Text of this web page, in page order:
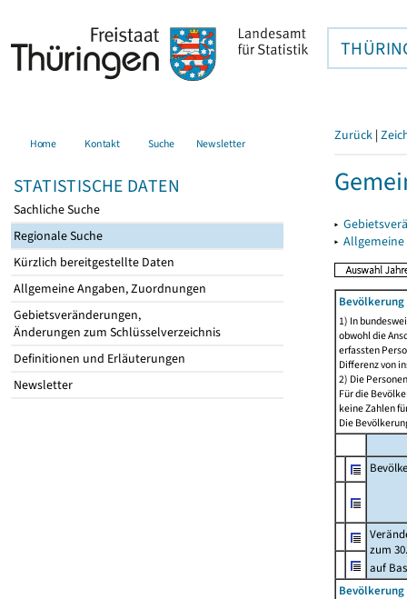
Home Kontakt Suche Newsletter
STATISTISCHE DATEN
Sachliche Suche
Regionale Suche
Kürzlich bereitgestellte Daten
Allgemeine Angaben, Zuordnungen
Gebietsveränderungen,
Änderungen zum Schlüsselverzeichnis
Definitionen und Erläuterungen
Newsletter
Zurück |
▸
▸
1) In
obwohl die
erfassten
Differenz von
2) Die
Für die
keine Zahlen
Die
zum
auf
Bevölkerung